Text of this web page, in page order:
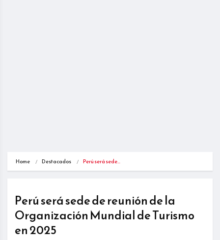
Home Destacados Perú será sede…
Perú será sede de reunión de la
Organización Mundial de Turismo
en 2025